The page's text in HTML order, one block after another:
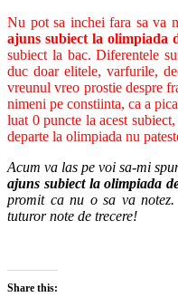
Nu pot sa inchei fara sa va
ajuns subiect la olimpiada
subiect la bac. Diferentele
duc doar elitele, varfurile,
vreunul vreo prostie despre
nimeni pe constiinta, ca a
luat 0 puncte la acest
departe la olimpiada nu
Acum va las pe voi sa-mi
ajuns subiect la olimpiada
promit ca nu o sa va
tuturor note de trecere!
Share this: